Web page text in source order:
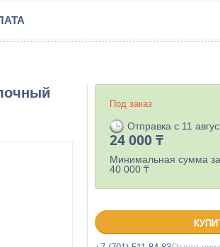
Под заказ
Отправка с 11
24 000 ₸
Минимальная сумма
40 000 ₸